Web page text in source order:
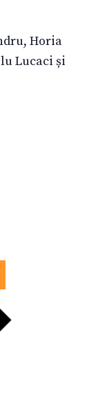
Horia
Lucaci și